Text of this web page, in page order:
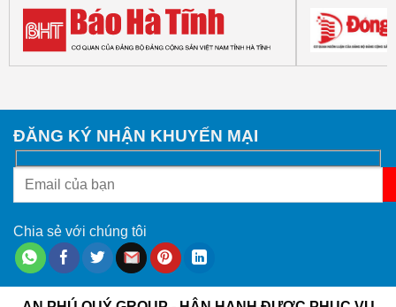
ĐĂNG KÝ NHẬN KHUYẾN MẠI
Chia sẻ với chúng tôi